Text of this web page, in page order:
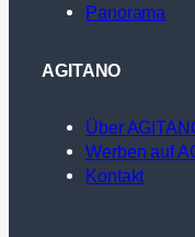
Panorama
AGITANO
Über
Werben auf
Kontakt